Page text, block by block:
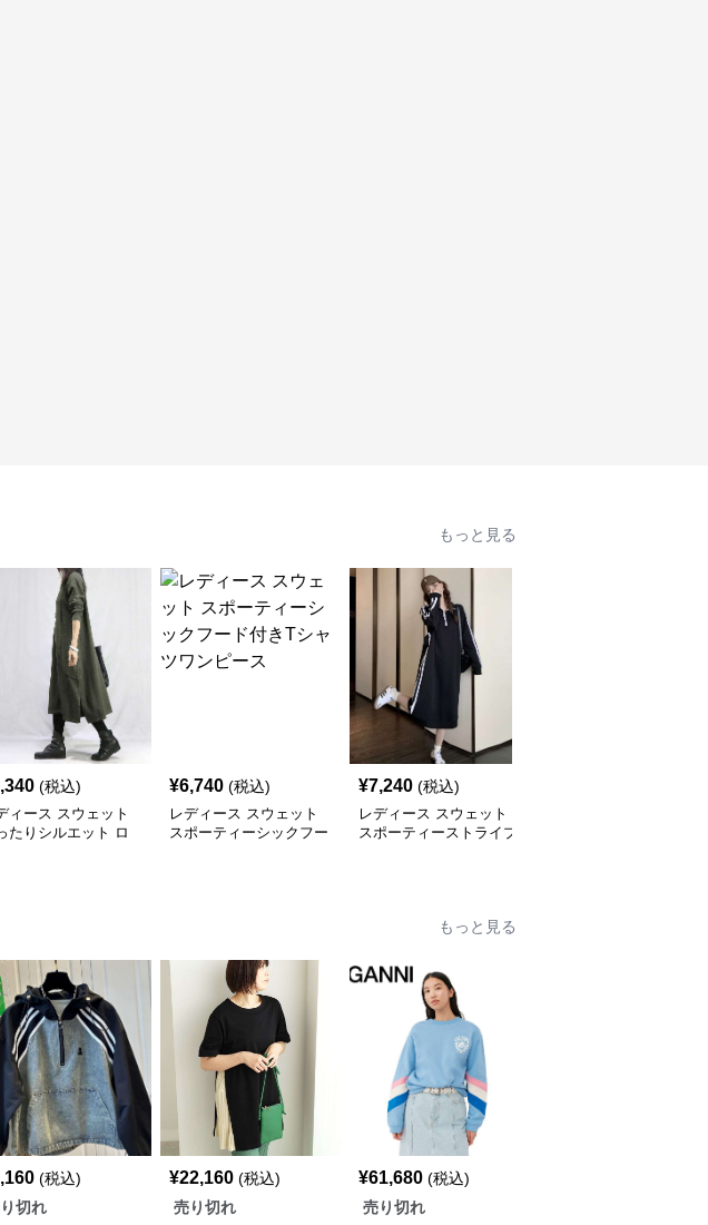
もっと見る
(税込)
ィース スウェット
たりシルエット ロ
¥6,740 (税込)
レディース スウェット
スポーティーシックフー
¥7,240 (税込)
レディース スウェット
スポーティーストライプ
もっと見る
(税込)
切れ
¥22,160 (税込)
売り切れ
¥61,680 (税込)
売り切れ